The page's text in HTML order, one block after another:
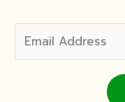
มี.ค.